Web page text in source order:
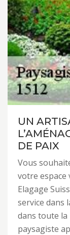
UN
DE PAIX
Vous
votre espace
Elagage
service dans
dans toute la
paysagiste